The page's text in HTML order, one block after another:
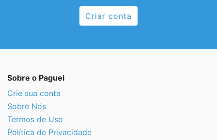
Criar conta
Sobre o Paguei
Crie sua conta
Sobre Nós
Termos de Uso
Política de Privacidade